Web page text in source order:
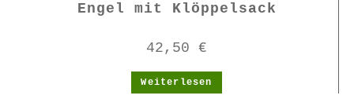
Engel mit Klöppelsack
42,50 €
Weiterlesen